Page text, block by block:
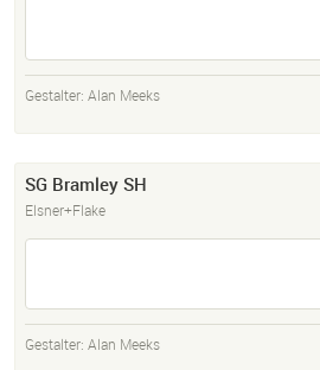
Gestalter: Alan Meeks
SG Bramley SH
Elsner+Flake
Gestalter: Alan Meeks